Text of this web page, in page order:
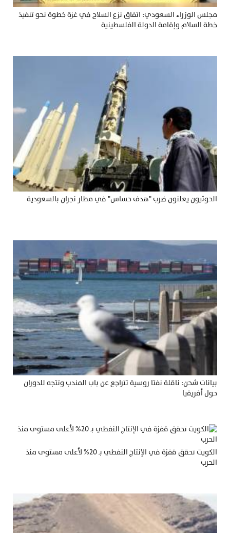
مجلس الوزراء السعودي: اتفاق نزع السلاح في غزة خطوة نحو تنفيذ
خطة السلام وإقامة الدولة الفلسطينية
الحوثيون يعلنون ضرب "هدف حساس" في مطار نجران بالسعودية
بيانات شحن: ناقلة نفتا روسية تتراجع عن باب المندب وتتجه للدوران
حول أفريقيا
الكويت تحقق قفزة في الإنتاج النفطي بـ 20% لأعلى مستوى منذ
الحرب